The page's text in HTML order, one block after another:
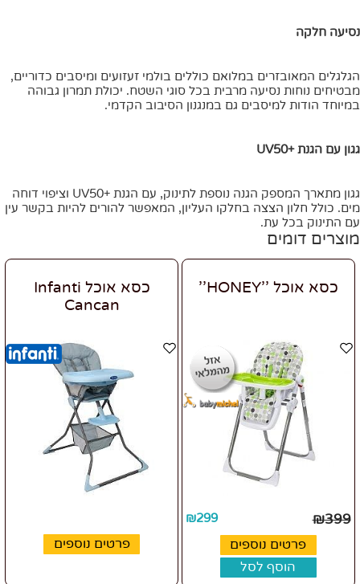
נסיעה חלקה
הגלגלים המאובזרים במלואם כוללים בולמי זעזועים ומיסבים כדוריים,
מבטיחים נוחות נסיעה מרבית בכל סוגי השטח. יכולת תמרון גבוהה
במיוחד הודות למיסבים גם במנגנון הסיבוב הקדמי.
גגון עם הגנת +UV50
גגון מתארך המספק הגנה נוספת לתינוק, עם הגנת +UV50 וציפוי דוחה
מים. כולל חלון הצצה בחלקו העליון, המאפשר להורים להיות בקשר עין
עם התינוק בכל עת.
מוצרים דומים
כסא אוכל ''HONEY''
₪399
₪299
פרטים נוספים
הוסף לסל
כסא אוכל Infanti
Cancan
פרטים נוספים